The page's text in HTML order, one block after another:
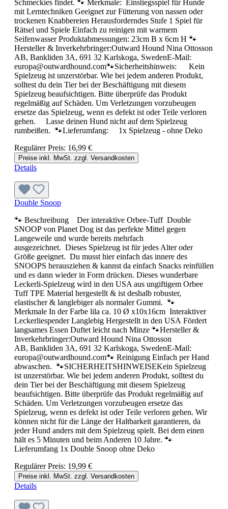
Schmeckies findet. 🐾 Merkmale: Einstiegsspiel für Hunde
mit Lerntechniken Geeignet zur Fütterung von nassen oder
trockenen Knabbereien Herausforderndes Stufe 1 Spiel für
Rätsel und Spiele Einfach zu reinigen mit warmem
Seifenwasser Produktabmessungen: 23cm B x 6cm H 🐾
Hersteller & Inverkehrbringer:Outward Hound Nina Ottosson
AB, Bankliden 3A, 691 32 Karlskoga, SwedenE-Mail:
europa@outwardhound.com🐾Sicherheitshinweis: Kein
Spielzeug ist unzerstörbar. Wie bei jedem anderen Produkt,
solltest du dein Tier bei der Beschäftigung mit diesem
Spielzeug beaufsichtigen. Bitte überprüfe das Produkt
regelmäßig auf Schäden. Um Verletzungen vorzubeugen
ersetze das Spielzeug, wenn es defekt ist oder Teile verloren
gehen. Lasse deinen Hund nicht auf dem Spielzeug
rumbeißen. 🐾Lieferumfang: 1x Spielzeug - ohne Deko
Regulärer Preis: 16,99 €
Preise inkl. MwSt. zzgl. Versandkosten
Details
Double Snoop
🐾 Beschreibung Der interaktive Orbee-Tuff Double
SNOOP von Planet Dog ist das perfekte Mittel gegen
Langeweile und wurde bereits mehrfach
ausgezeichnet. Dieses Spielzeug ist für jedes Alter oder
Größe geeignet. Du musst hier einfach das innere des
SNOOPS herausziehen & kannst da einfach Snacks reinfüllen
und es dann wieder in Form drücken. Dieses wunderbare
Leckerli-Spielzeug wird in den USA aus ungiftigem Orbee
Tuff TPE Material hergestellt & ist deshalb robuster,
elastischer & langlebiger als normaler Gummi. 🐾
Merkmale In der Farbe lila ca. 10 Ø x10x16cm Interaktiver
Leckerliespender Langlebig Hergestellt in den USA Fördert
langsames Essen Duftet leicht nach Minze 🐾Hersteller &
Inverkehrbringer:Outward Hound Nina Ottosson
AB, Bankliden 3A, 691 32 Karlskoga, SwedenE-Mail:
europa@outwardhound.com🐾 Reinigung Einfach per Hand
abwaschen. 🐾SICHERHEITSHINWEISEKein Spielzeug
ist unzerstörbar. Wie bei jedem anderen Produkt, solltest du
dein Tier bei der Beschäftigung mit diesem Spielzeug
beaufsichtigen. Bitte überprüfe das Produkt regelmäßig auf
Schäden. Um Verletzungen vorzubeugen ersetze das
Spielzeug, wenn es defekt ist oder Teile verloren gehen. Wir
können nicht für die Länge der Haltbarkeit garantieren, da
jeder Hund anders mit dem Spielzeug spielt. Bei dem einen
hält es 5 Minuten und beim Anderen 10 Jahre. 🐾
Lieferumfang 1x Double Snoop ohne Deko
Regulärer Preis: 19,99 €
Preise inkl. MwSt. zzgl. Versandkosten
Details